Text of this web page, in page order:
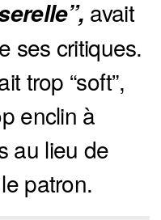
avait
ses critiques.
trop “soft”,
enclin à
au lieu de
patron.